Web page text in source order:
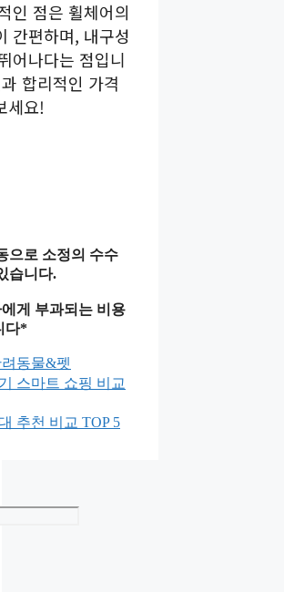
인 점은 휠체어의
간편하며, 내구성
어나다는 점입니
합리적인 가격
세요!
으로 소정의 수수
습니다.
게 부과되는 비용
다*
동물&펫
스마트 쇼핑 비교
추천 비교 TOP 5